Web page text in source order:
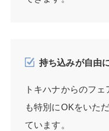
持ち込みが自由
トキハナからのフ
も特別にOKをいた
ています。